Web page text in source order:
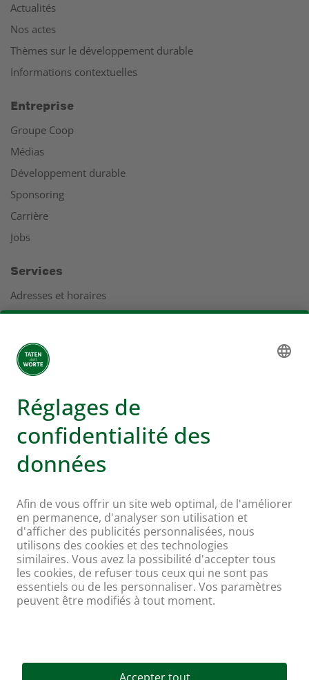
Actualités
Nos actes
Thèmes sur le développement durable
Informations contextuelles
Entreprise
Groupe Coop
Médias
Développement durable
Sponsoring
Carrière
Jobs
Services
Adresses et horaires
Coopération
Rapport de gestion
Plus d'infos sur Coop
Supermarché en ligne Coop
Enseignes et services
Hello Family Club
Mondovino
Suivez-nous sur: